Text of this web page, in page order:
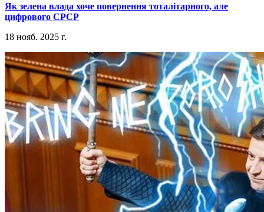
​Як зелена влада хоче повернення тоталітарного, але
цифрового СРСР
18 нояб. 2025 г.